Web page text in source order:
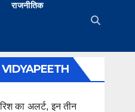
राजनीतिक
का अलर्ट, इन तीन